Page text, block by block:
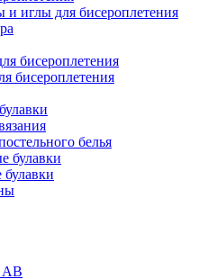
и иглы для бисероплетения
бисероплетения
бисероплетения
белья
булавки
AB